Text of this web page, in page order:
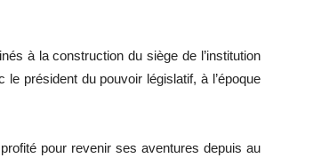
à la construction du siège de l’institution
président du pouvoir législatif, à l’époque
pour revenir ses aventures depuis au